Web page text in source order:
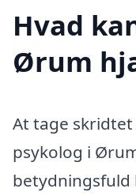
Hvad
Ørum
At tage
psykolog i
betydningsfuld